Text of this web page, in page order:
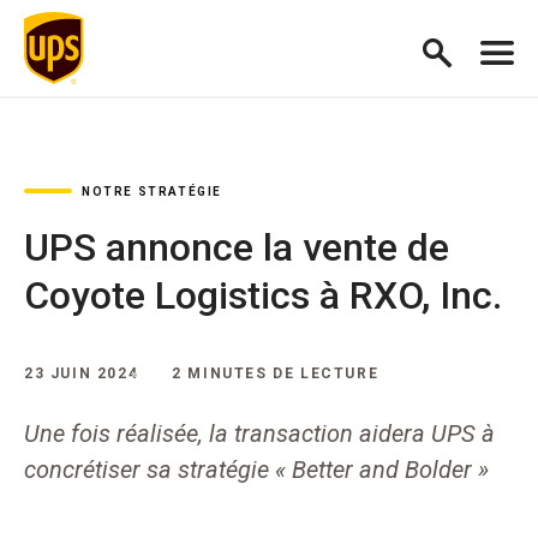
NOTRE STRATÉGIE
UPS annonce la vente de
Coyote Logistics à RXO, Inc.
23 JUIN 2024 2 MINUTES DE LECTURE
Une fois réalisée, la transaction aidera UPS à
concrétiser sa stratégie « Better and Bolder »